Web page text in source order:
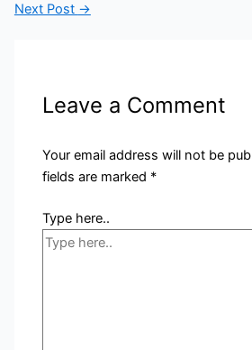
Next Post →
Leave a Comment
Your email address will not be
fields are marked *
Type here..